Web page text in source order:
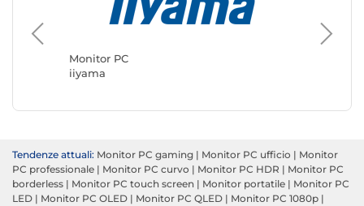
Monitor PC
iiyama
Monitor
ASUS
Tendenze attuali: Monitor PC gaming | Monitor PC ufficio | Monitor
PC professionale | Monitor PC curvo | Monitor PC HDR | Monitor PC
borderless | Monitor PC touch screen | Monitor portatile | Monitor PC
LED | Monitor PC OLED | Monitor PC QLED | Monitor PC 1080p |